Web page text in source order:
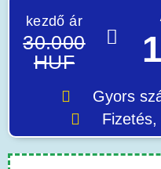
kezdő ár
30.000
HUF
Gyors